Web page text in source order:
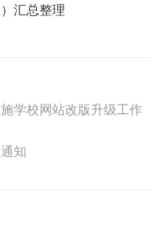
汇总整理
学校网站改版升级工作
知